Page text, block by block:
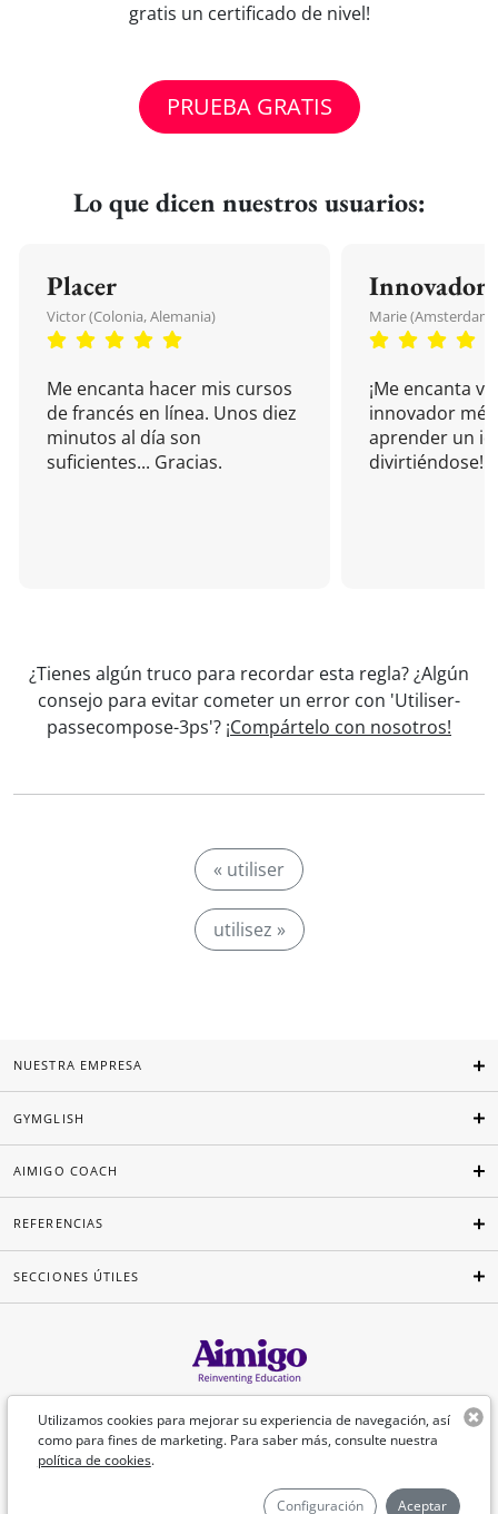
gratis un certificado de nivel!
PRUEBA GRATIS
Lo que dicen nuestros usuarios:
Placer
Victor (Colonia, Alemania)
Me encanta hacer mis cursos
de francés en línea. Unos diez
minutos al día son
suficientes... Gracias.
Innovador
Marie (Amsterdam,
¡Me encanta
innovador
aprender un
divirtiéndose!
¿Tienes algún truco para recordar esta regla? ¿Algún
consejo para evitar cometer un error con 'Utiliser-
passecompose-3ps'? ¡Compártelo con nosotros!
« utiliser
utilisez »
Utilizamos cookies para mejorar su experiencia de navegación, así
como para fines de marketing. Para saber más, consulte nuestra
política de cookies.
Configuración Aceptar
NUESTRA EMPRESA
GYMGLISH
AIMIGO COACH
REFERENCIAS
SECCIONES ÚTILES
Español